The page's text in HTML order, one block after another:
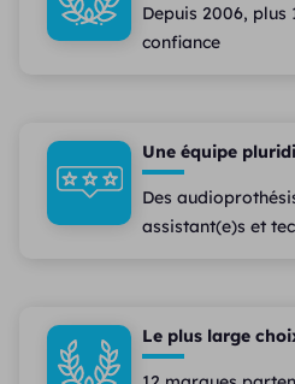
Depuis 2006,
confiance
Une équipe
Des
assistant(e)s et
Le plus large